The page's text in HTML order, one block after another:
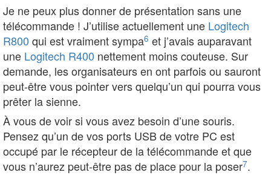
Je ne peux plus donner de présentation sans une
télécommande ! J’utilise actuellement une Logitech
R800 qui est vraiment sympa6 et j’avais auparavant
une Logitech R400 nettement moins couteuse. Sur
demande, les organisateurs en ont parfois ou sauront
peut-être vous pointer vers quelqu’un qui pourra vous
prêter la sienne.
À vous de voir si vous avez besoin d’une souris.
Pensez qu’un de vos ports USB de votre PC est
occupé par le récepteur de la télécommande et que
vous n’aurez peut-être pas de place pour la poser7.